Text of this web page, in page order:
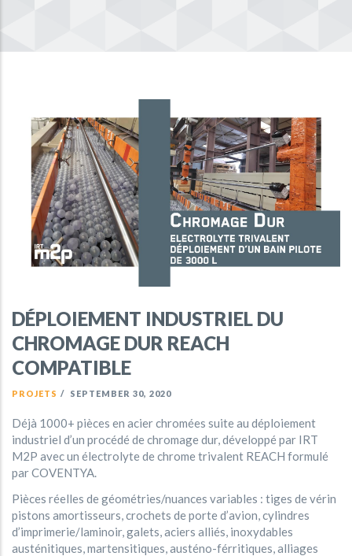
DÉPLOIEMENT INDUSTRIEL DU
CHROMAGE DUR REACH
COMPATIBLE
PROJETS / SEPTEMBER 30, 2020
Déjà 1000+ pièces en acier chromées suite au déploiement
industriel d’un procédé de chromage dur, développé par IRT
M2P avec un électrolyte de chrome trivalent REACH formulé
par COVENTYA.
Pièces réelles de géométries/nuances variables : tiges de vérin
pistons amortisseurs, crochets de porte d’avion, cylindres
d’imprimerie/laminoir, galets, aciers alliés, inoxydables
austénitiques, martensitiques, austéno-férritiques, alliages